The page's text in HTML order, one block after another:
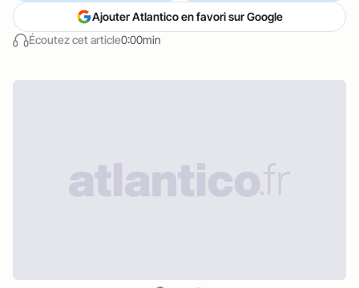
Écoutez cet article0:00min
Ajouter Atlantico en favori sur Google